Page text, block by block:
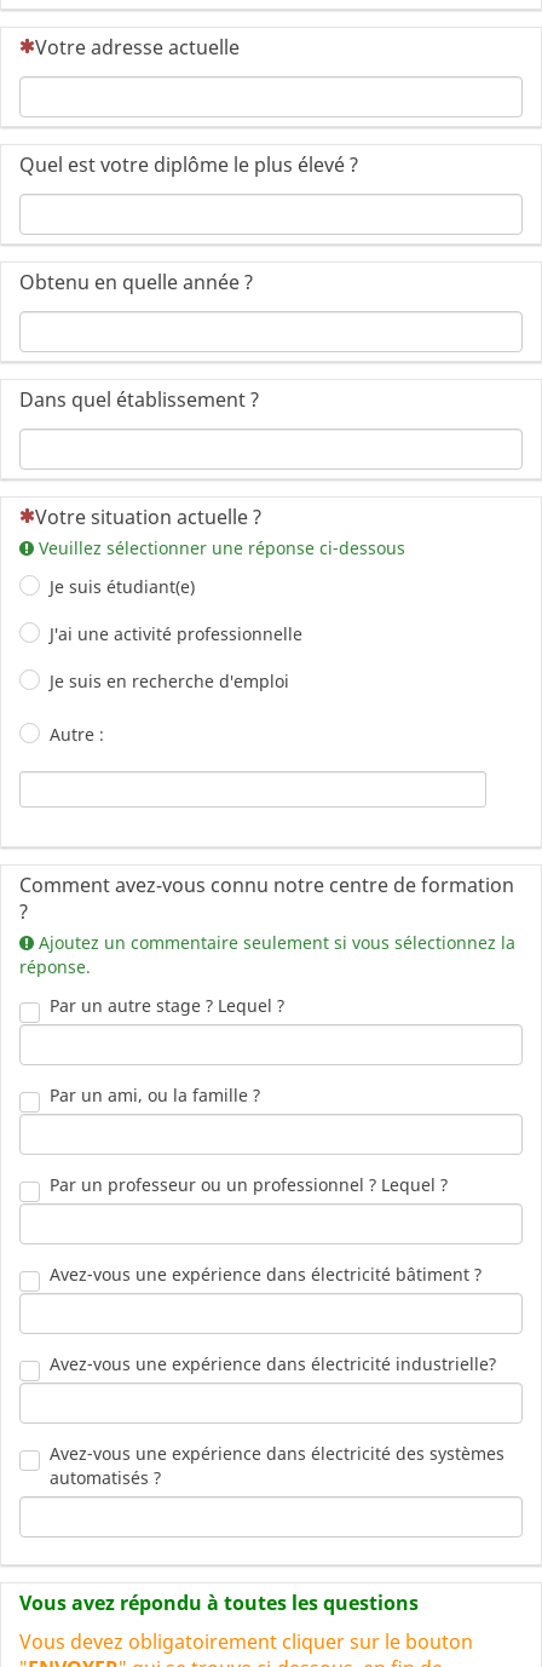
(Cette question est obligatoire)
Votre adresse actuelle
Quel est votre diplôme le plus élevé ?
Obtenu en quelle année ?
Dans quel établissement ?
(Cette question est obligatoire)
Votre situation actuelle ?
Veuillez sélectionner une réponse ci-dessous
Je suis étudiant(e)
J'ai une activité professionnelle
Je suis en recherche d'emploi
Autre :
Comment avez-vous connu notre centre de formation
?
Ajoutez un commentaire seulement si vous sélectionnez la
réponse.
Par un autre stage ? Lequel ?
Par un ami, ou la famille ?
Par un professeur ou un professionnel ? Lequel ?
Avez-vous une expérience dans électricité bâtiment ?
Avez-vous une expérience dans électricité industrielle?
Avez-vous une expérience dans électricité des systèmes
automatisés ?
Vous avez répondu à toutes les questions
Vous devez obligatoirement cliquer sur le bouton